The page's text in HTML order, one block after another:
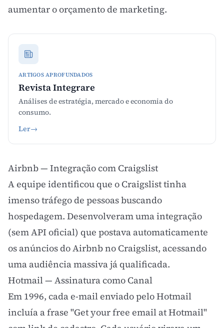
aumentar o orçamento de marketing.
ARTIGOS APROFUNDADOS
Revista Integrare
Análises de estratégia, mercado e economia do
consumo.
Ler→
Airbnb — Integração com Craigslist
A equipe identificou que o Craigslist tinha
imenso tráfego de pessoas buscando
hospedagem. Desenvolveram uma integração
(sem API oficial) que postava automaticamente
os anúncios do Airbnb no Craigslist, acessando
uma audiência massiva já qualificada.
Hotmail — Assinatura como Canal
Em 1996, cada e-mail enviado pelo Hotmail
incluía a frase "Get your free email at Hotmail"